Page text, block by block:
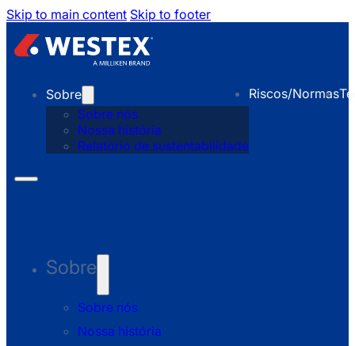
Skip to main content Skip to footer
Sobre
Sobre nós
Nossa história
Relatório de sustentabilidade
Riscos/Normas
Sobre
Sobre nós
Nossa história